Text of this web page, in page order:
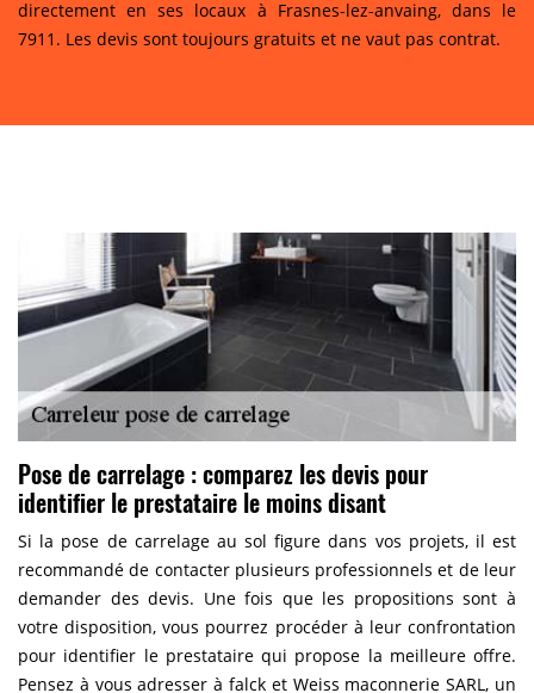
directement en ses locaux à Frasnes-lez-anvaing, dans le
7911. Les devis sont toujours gratuits et ne vaut pas contrat.
Pose de carrelage : comparez les devis pour
identifier le prestataire le moins disant
Si la pose de carrelage au sol figure dans vos projets, il est
recommandé de contacter plusieurs professionnels et de leur
demander des devis. Une fois que les propositions sont à
votre disposition, vous pourrez procéder à leur confrontation
pour identifier le prestataire qui propose la meilleure offre.
Pensez à vous adresser à falck et Weiss maconnerie SARL, un